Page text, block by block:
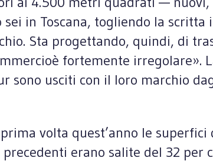
in Toscana, togliendo la
Sta progettando, quindi, di
fortemente irregolare».
sono usciti con il loro marchio
volta quest’anno le
erano salite del 32 per